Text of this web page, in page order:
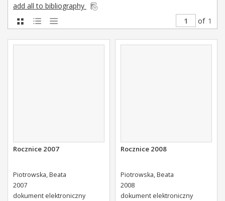
add all to bibliography
of 1
Rocznice 2007
Piotrowska, Beata
2007
dokument elektroniczny
Rocznice 2008
Piotrowska, Beata
2008
dokument elektroniczny